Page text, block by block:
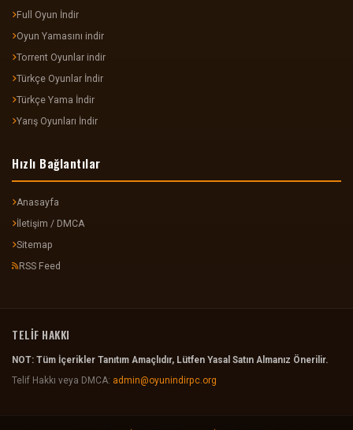
Full Oyun İndir
Oyun Yamasını indir
Torrent Oyunlar indir
Türkçe Oyunlar İndir
Türkçe Yama İndir
Yarış Oyunları İndir
Hızlı Bağlantılar
Anasayfa
İletişim / DMCA
Sitemap
RSS Feed
TELİF HAKKI
NOT: Tüm İçerikler Tanıtım Amaçlıdır, Lütfen Yasal Satın Almanız Önerilir.
Telif Hakkı veya DMCA: admin@oyunindirpc.org